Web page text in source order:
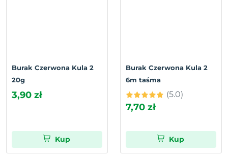
Burak Czerwona Kula 2
20g
3,90 zł
Kup
Burak Czerwona Kula 2
6m taśma
(5.0)
7,70 zł
Kup